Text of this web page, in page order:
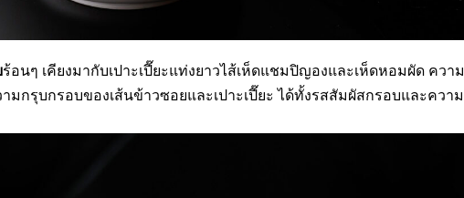
ร้อนๆ เคียงมากับเปาะเปี๊ยะแท่งยาวไส้เห็ดแชมปิญองและเห็ดหอมผัด ความ
กรุบกรอบของเส้นข้าวซอยและเปาะเปี๊ยะ ได้ทั้งรสสัมผัสกรอบและควา